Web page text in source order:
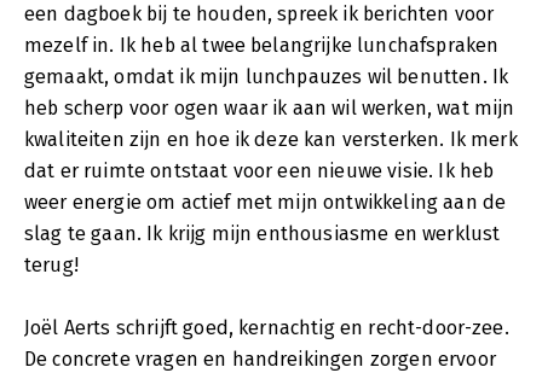
een dagboek bij te houden, spreek ik berichten voor
mezelf in. Ik heb al twee belangrijke lunchafspraken
gemaakt, omdat ik mijn lunchpauzes wil benutten. Ik
heb scherp voor ogen waar ik aan wil werken, wat mijn
kwaliteiten zijn en hoe ik deze kan versterken. Ik merk
dat er ruimte ontstaat voor een nieuwe visie. Ik heb
weer energie om actief met mijn ontwikkeling aan de
slag te gaan. Ik krijg mijn enthousiasme en werklust
terug!
Joël Aerts schrijft goed, kernachtig en recht-door-zee.
De concrete vragen en handreikingen zorgen ervoor